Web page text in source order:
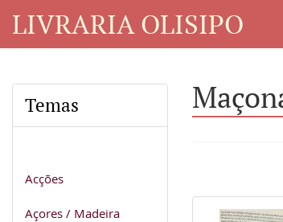
LIVRARIA OLISIPO
Temas
Acções
Açores / Madeira